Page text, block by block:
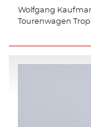
Wolfgang
Tourenwagen